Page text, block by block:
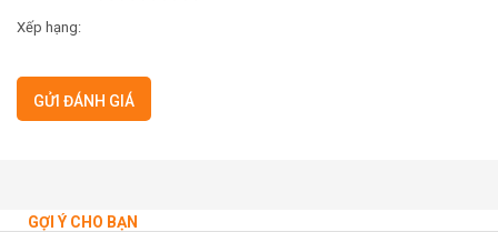
Xếp hạng:
GỢI Ý CHO BẠN